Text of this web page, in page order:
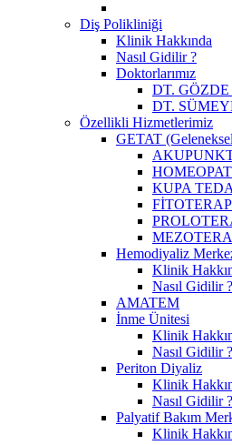
Diş Polikliniği
Klinik Hakkında
Nasıl Gidilir ?
Doktorlarımız
DT.
DT.
Özellikli Hizmetlerimiz
GETAT
KUPA
Hemodiyaliz
Klinik
Nasıl Gidilir ?
AMATEM
İnme Ünitesi
Klinik
Nasıl Gidilir ?
Periton Diyaliz
Klinik
Nasıl Gidilir ?
Palyatif Bakım
Klinik